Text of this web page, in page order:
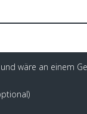
wäre an einem